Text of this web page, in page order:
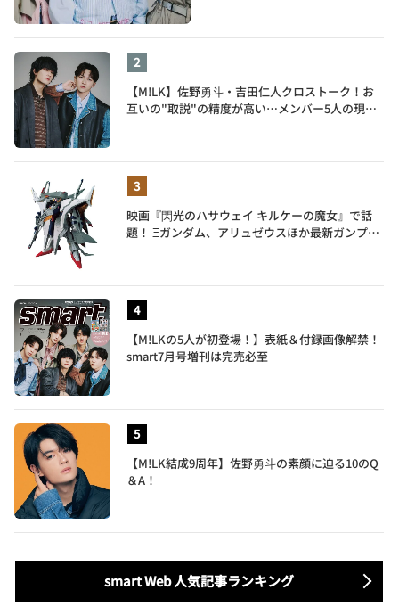
【M!LK】佐野勇斗・吉田仁人クロストーク！お
互いの"取説"の精度が高い…メンバー5人の現在
映画『閃光のハサウェイ キルケーの魔女』で話
題！ Ξガンダム、アリュゼウスほか最新ガンプラ
【M!LKの5人が初登場！】表紙＆付録画像解禁！
smart7月号増刊は完売必至
【M!LK結成9周年】佐野勇斗の素顔に迫る10のQ
＆A！
smart Web 人気記事ランキング